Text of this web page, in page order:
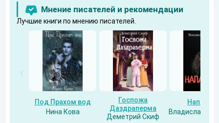
Мнение писателей и рекомендации
Лучшие книги по мнению писателей.
Под Прахом вод
Нина Кова
Госпожа
Даздраперма
Деметрий Скиф
Напарник
Владислав